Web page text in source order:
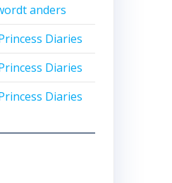
anders
Diaries
Diaries
Diaries